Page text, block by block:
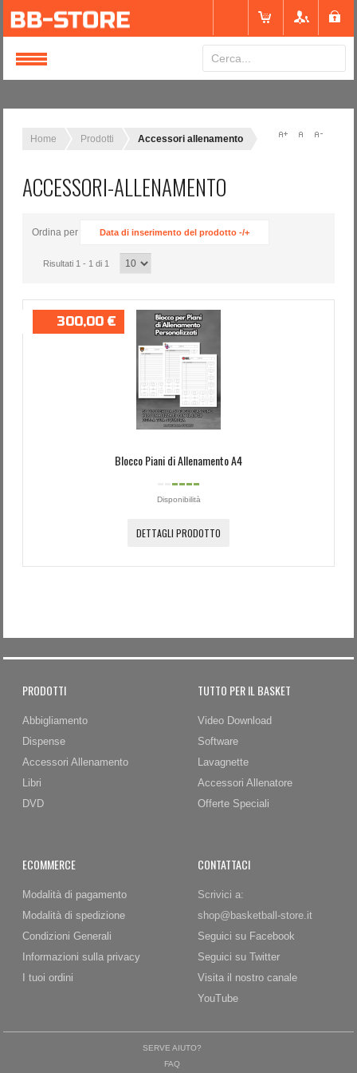
Home Prodotti Accessori allenamento
ACCESSORI-ALLENAMENTO
Ordina per Data di inserimento del prodotto -/+
Risultati 1 - 1 di 1
300,00 €
Blocco Piani di Allenamento A4
Disponibilità
DETTAGLI PRODOTTO
PRODOTTI
Abbigliamento
Dispense
Accessori Allenamento
Libri
DVD
TUTTO PER IL BASKET
Video Download
Software
Lavagnette
Accessori Allenatore
Offerte Speciali
ECOMMERCE
Modalità di pagamento
Modalità di spedizione
Condizioni Generali
Informazioni sulla privacy
I tuoi ordini
CONTATTACI
Scrivici a:
shop@basketball-store.it
Seguici su Facebook
Seguici su Twitter
Visita il nostro canale
YouTube
SERVE AIUTO?
FAQ
Login
Nome utente
Password
Nome utente dimenticato?